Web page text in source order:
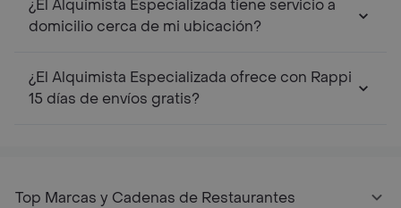
¿El Alquimista Especializada tiene servicio a
domicilio cerca de mi ubicación?
¿El Alquimista Especializada ofrece con Rappi
15 días de envíos gratis?
Top Marcas y Cadenas de Restaurantes